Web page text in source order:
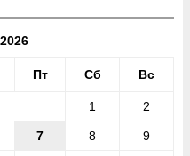
Пт Сб Вс
1 2
7 8 9